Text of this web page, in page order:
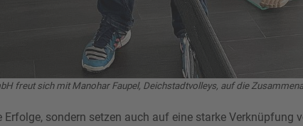
freut sich mit Manohar Faupel, Deichstadtvolleys, auf die
sondern setzen auch auf eine starke Verknüpfung